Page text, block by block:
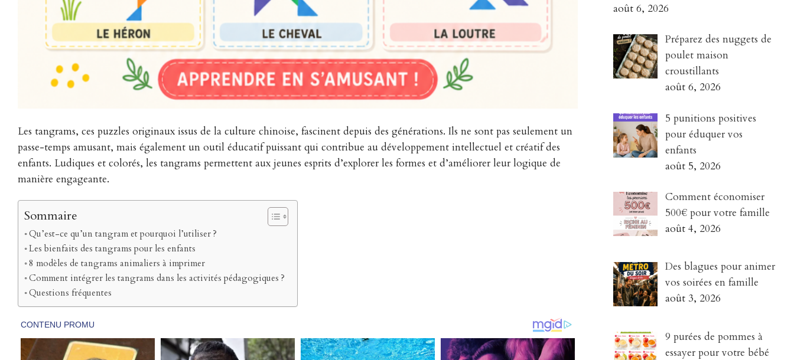
Les tangrams, ces puzzles originaux issus de la culture chinoise, fascinent depuis des générations. Ils ne sont pas seulement un
passe-temps amusant, mais également un outil éducatif puissant qui contribue au développement intellectuel et créatif des
enfants. Ludiques et colorés, les tangrams permettent aux jeunes esprits d’explorer les formes et d’améliorer leur logique de
manière engageante.
Sommaire
Qu’est-ce qu’un tangram et pourquoi l’utiliser ?
Les bienfaits des tangrams pour les enfants
8 modèles de tangrams animaliers à imprimer
Comment intégrer les tangrams dans les activités pédagogiques ?
Questions fréquentes
août 6, 2026
Préparez des nuggets de
poulet maison
croustillants
août 6, 2026
5 punitions positives
pour éduquer vos
enfants
août 5, 2026
Comment économiser
500€ pour votre famille
août 4, 2026
Des blagues pour animer
vos soirées en famille
août 3, 2026
9 purées de pommes à
essayer pour votre bébé